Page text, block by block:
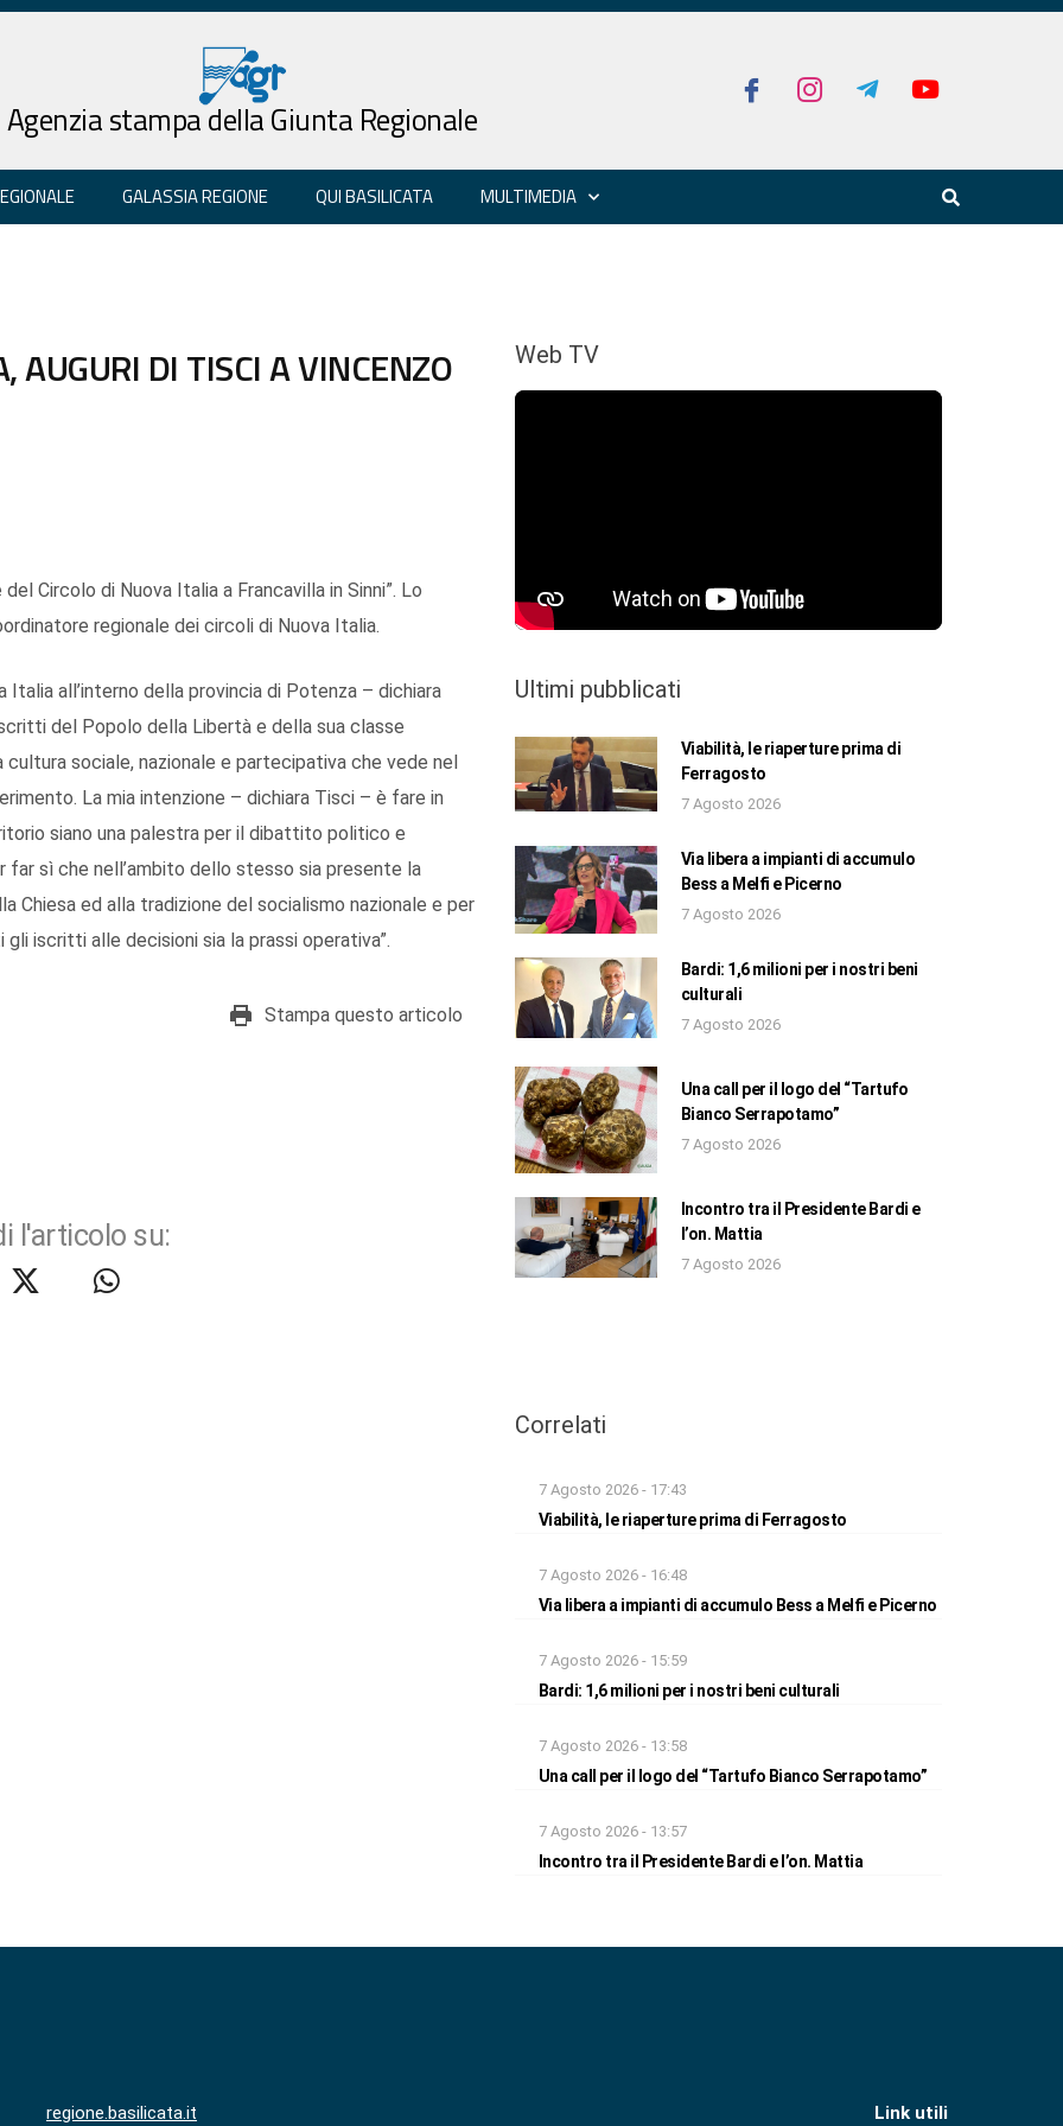
Agenzia stampa della Giunta Regionale
GALASSIA REGIONE QUI BASILICATA MULTIMEDIA
AUGURI DI TISCI A VINCENZO
Circolo di Nuova Italia a Francavilla in Sinni”. Lo
regionale dei circoli di Nuova Italia.
Italia all’interno della provincia di Potenza – dichiara
del Popolo della Libertà e della sua classe
sociale, nazionale e partecipativa che vede nel
La mia intenzione – dichiara Tisci – è fare in
siano una palestra per il dibattito politico e
sì che nell’ambito dello stesso sia presente la
ed alla tradizione del socialismo nazionale e per
iscritti alle decisioni sia la prassi operativa”.
Stampa questo articolo
l'articolo su:
Web TV
Ultimi pubblicati
Viabilità, le riaperture prima di
Ferragosto
7 Agosto 2026
Via libera a impianti di accumulo
Bess a Melfi e Picerno
7 Agosto 2026
Bardi: 1,6 milioni per i nostri beni
culturali
7 Agosto 2026
Una call per il logo del “Tartufo
Bianco Serrapotamo”
7 Agosto 2026
Incontro tra il Presidente Bardi e
l’on. Mattia
7 Agosto 2026
Correlati
7 Agosto 2026 - 17:43
Viabilità, le riaperture prima di Ferragosto
7 Agosto 2026 - 16:48
Via libera a impianti di accumulo Bess a Melfi e Picerno
7 Agosto 2026 - 15:59
Bardi: 1,6 milioni per i nostri beni culturali
7 Agosto 2026 - 13:58
Una call per il logo del “Tartufo Bianco Serrapotamo”
7 Agosto 2026 - 13:57
Incontro tra il Presidente Bardi e l’on. Mattia
regione.basilicata.it Link utili